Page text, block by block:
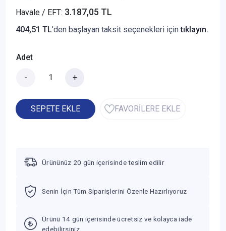
Havale / EFT: 3.187,05 TL
404,51 TL'den başlayan taksit seçenekleri içintıklayın.
Adet
- +
SEPETE EKLE FAVORİLERE EKLE
Ürününüz 20 gün içerisinde teslim edilir
Senin İçin Tüm Siparişlerini Özenle Hazırlıyoruz
Ürünü 14 gün içerisinde ücretsiz ve kolayca iade
edebilirsiniz.